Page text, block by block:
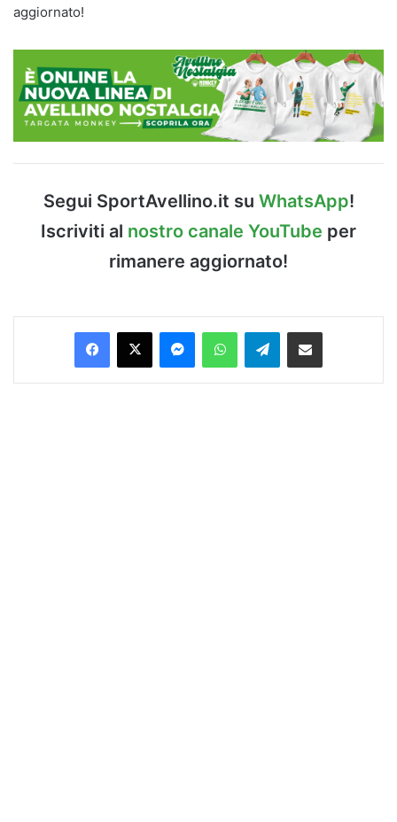
aggiornato!
Segui SportAvellino.it su WhatsApp!
Iscriviti al nostro canale YouTube per
rimanere aggiornato!
Facebook
X MessengerWhatsAppTelegramCondividi via Email